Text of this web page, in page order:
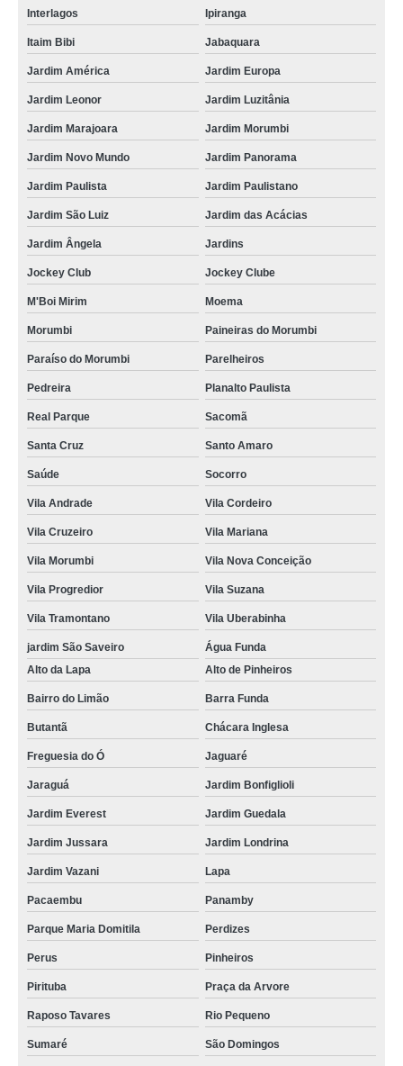
Interlagos Ipiranga
Itaim Bibi Jabaquara
Jardim América Jardim Europa
Jardim Leonor Jardim Luzitânia
Jardim Marajoara Jardim Morumbi
Jardim Novo Mundo Jardim Panorama
Jardim Paulista Jardim Paulistano
Jardim São Luiz Jardim das Acácias
Jardim Ângela Jardins
Jockey Club Jockey Clube
M'Boi Mirim Moema
Morumbi Paineiras do Morumbi
Paraíso do Morumbi Parelheiros
Pedreira Planalto Paulista
Real Parque Sacomã
Santa Cruz Santo Amaro
Saúde Socorro
Vila Andrade Vila Cordeiro
Vila Cruzeiro Vila Mariana
Vila Morumbi Vila Nova Conceição
Vila Progredior Vila Suzana
Vila Tramontano Vila Uberabinha
jardim São Saveiro
Água Funda
Alto da Lapa
Alto de Pinheiros
Bairro do Limão Barra Funda
Butantã Chácara Inglesa
Freguesia do Ó Jaguaré
Jaraguá Jardim Bonfiglioli
Jardim Everest Jardim Guedala
Jardim Jussara Jardim Londrina
Jardim Vazani Lapa
Pacaembu Panamby
Parque Maria Domitila Perdizes
Perus Pinheiros
Pirituba Praça da Arvore
Raposo Tavares Rio Pequeno
Sumaré São Domingos